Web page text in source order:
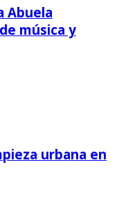
Abuela
música y
urbana en